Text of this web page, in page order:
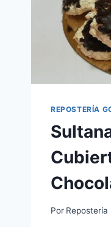
REPOSTERÍA
Por Repostería